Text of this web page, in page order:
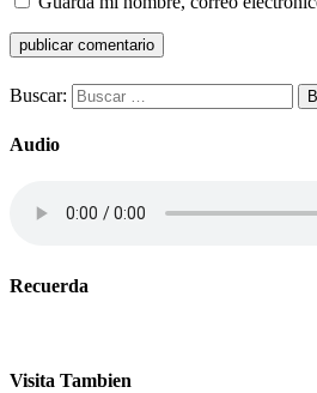
Buscar:
Audio
Recuerda
Visita Tambien